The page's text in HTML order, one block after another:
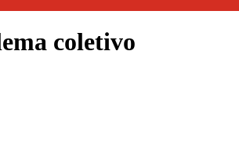
coletivo